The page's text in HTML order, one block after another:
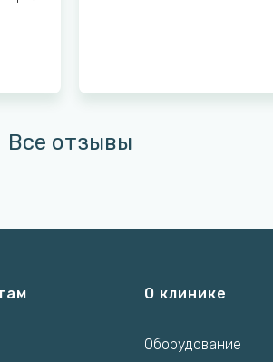
Все отзывы
О клинике
Оборудование